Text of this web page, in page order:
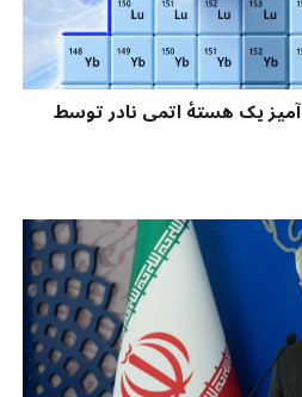
یک هستهٔ اتمی نادر توسط